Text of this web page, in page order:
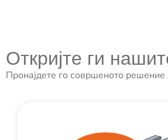
Откријте ги
Пронајдете го совршеното